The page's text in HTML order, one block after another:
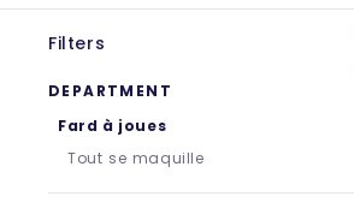
Filters
DEPARTMENT
Fard à joues
Tout se maquille